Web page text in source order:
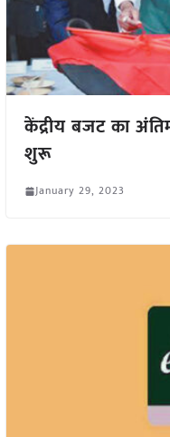
केंद्रीय बजट का
शुरू
January 29, 2023